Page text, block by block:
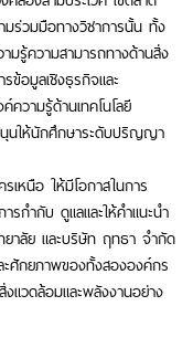
ร่วมมือทางวิชาการนั้น ทั้ง
รู้ความสามารถทางด้านสิ่ง
ข้อมูลเชิงธุรกิจและ
วามรู้ด้านเทคโนโลยี
นุนให้นักศึกษาระดับปริญญา
เหนือ ให้มีโอกาสในการ
กำกับ ดูแลและให้คำแนะนำ
าลัย และบริษัท ฤทธา จำกัด
ศักยภาพของทั้งสององค์กร
แวดล้อมและพลังงานอย่าง